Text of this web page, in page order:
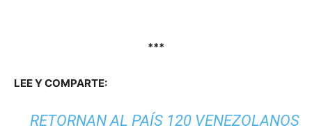
***
LEE Y COMPARTE:
RETORNAN AL PAÍS 120 VENEZOLANOS